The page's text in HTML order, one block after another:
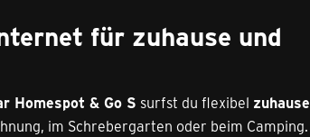
für zuhause und
Homespot & Go S surfst du flexibel zuhause
im Schrebergarten oder beim Camping.